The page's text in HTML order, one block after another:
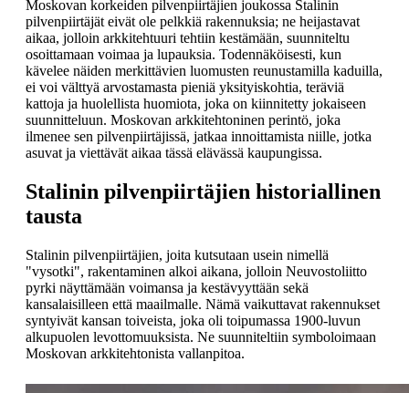
Moskovan korkeiden pilvenpiirtäjien joukossa Stalinin
pilvenpiirtäjät eivät ole pelkkiä rakennuksia; ne heijastavat
aikaa, jolloin arkkitehtuuri tehtiin kestämään, suunniteltu
osoittamaan voimaa ja lupauksia. Todennäköisesti, kun
kävelee näiden merkittävien luomusten reunustamilla kaduilla,
ei voi välttyä arvostamasta pieniä yksityiskohtia, teräviä
kattoja ja huolellista huomiota, joka on kiinnitetty jokaiseen
suunnitteluun. Moskovan arkkitehtoninen perintö, joka
ilmenee sen pilvenpiirtäjissä, jatkaa innoittamista niille, jotka
asuvat ja viettävät aikaa tässä elävässä kaupungissa.
Stalinin pilvenpiirtäjien historiallinen
tausta
Stalinin pilvenpiirtäjien, joita kutsutaan usein nimellä
"vysotki", rakentaminen alkoi aikana, jolloin Neuvostoliitto
pyrki näyttämään voimansa ja kestävyyttään sekä
kansalaisilleen että maailmalle. Nämä vaikuttavat rakennukset
syntyivät kansan toiveista, joka oli toipumassa 1900-luvun
alkupuolen levottomuuksista. Ne suunniteltiin symboloimaan
Moskovan arkkitehtonista vallanpitoa.